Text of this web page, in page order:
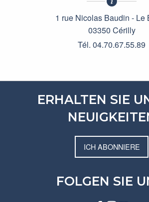
1 rue Nicolas Baudin - Le
03350 Cérilly
Tél. 04.70.67.55.89
ERHALTEN SIE
ICH ABONNIERE
FOLGEN SIE